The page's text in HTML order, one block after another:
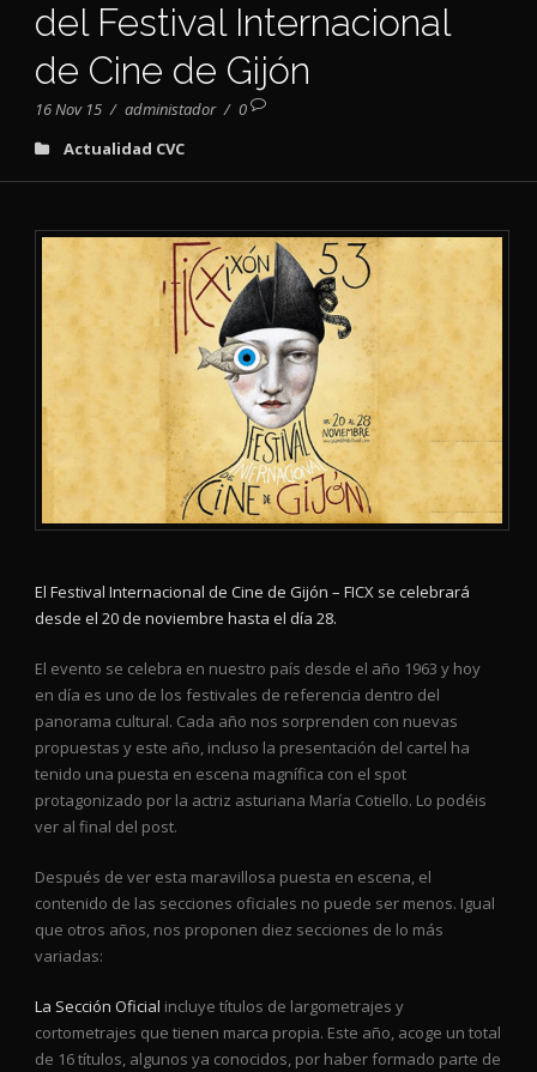
del Festival Internacional
de Cine de Gijón
16 Nov 15 / administador / 0
Actualidad CVC
El Festival Internacional de Cine de Gijón – FICX se celebrará
desde el 20 de noviembre hasta el día 28.
El evento se celebra en nuestro país desde el año 1963 y hoy
en día es uno de los festivales de referencia dentro del
panorama cultural. Cada año nos sorprenden con nuevas
propuestas y este año, incluso la presentación del cartel ha
tenido una puesta en escena magnífica con el spot
protagonizado por la actriz asturiana María Cotiello. Lo podéis
ver al final del post.
Después de ver esta maravillosa puesta en escena, el
contenido de las secciones oficiales no puede ser menos. Igual
que otros años, nos proponen diez secciones de lo más
variadas:
La Sección Oficial incluye títulos de largometrajes y
cortometrajes que tienen marca propia. Este año, acoge un total
de 16 títulos, algunos ya conocidos, por haber formado parte de